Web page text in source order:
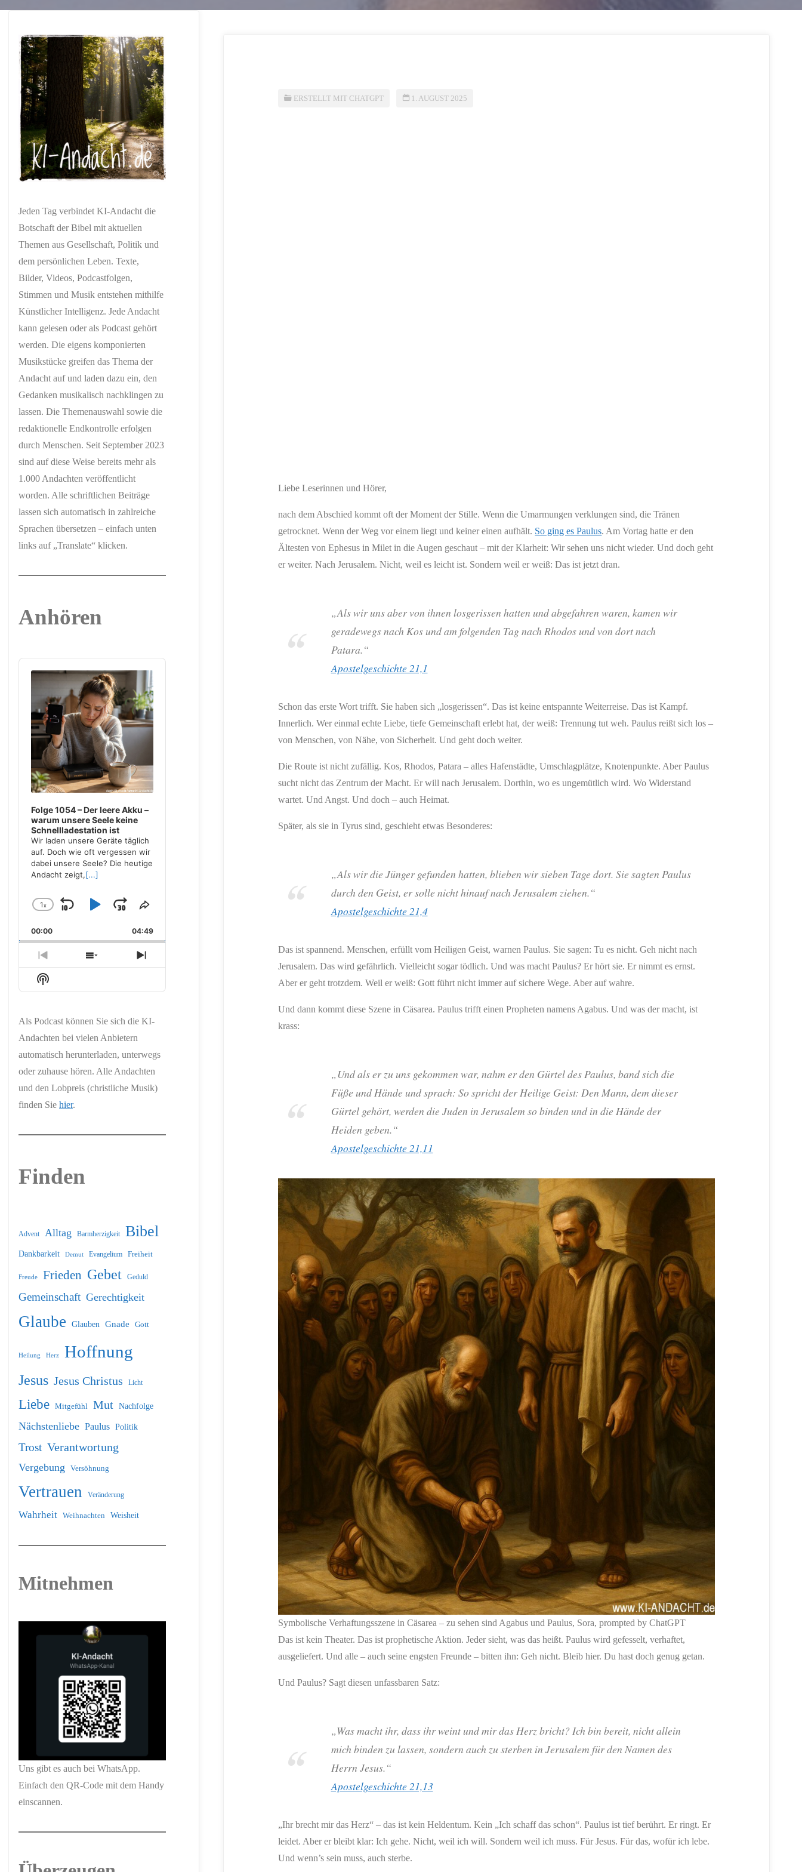
ERSTELLT MIT CHATGPT 1. AUGUST 2025
Liebe Leserinnen und Hörer,
nach dem Abschied kommt oft der Moment der Stille. Wenn die Umarmungen verklungen sind, die Tränen
getrocknet. Wenn der Weg vor einem liegt und keiner einen aufhält. So ging es Paulus. Am Vortag hatte er den
Ältesten von Ephesus in Milet in die Augen geschaut – mit der Klarheit: Wir sehen uns nicht wieder. Und doch geht
er weiter. Nach Jerusalem. Nicht, weil es leicht ist. Sondern weil er weiß: Das ist jetzt dran.
„Als wir uns aber von ihnen losgerissen hatten und abgefahren waren, kamen wir
geradewegs nach Kos und am folgenden Tag nach Rhodos und von dort nach
Patara.“
Apostelgeschichte 21,1
Schon das erste Wort trifft. Sie haben sich „losgerissen“. Das ist keine entspannte Weiterreise. Das ist Kampf.
Innerlich. Wer einmal echte Liebe, tiefe Gemeinschaft erlebt hat, der weiß: Trennung tut weh. Paulus reißt sich los –
von Menschen, von Nähe, von Sicherheit. Und geht doch weiter.
Die Route ist nicht zufällig. Kos, Rhodos, Patara – alles Hafenstädte, Umschlagplätze, Knotenpunkte. Aber Paulus
sucht nicht das Zentrum der Macht. Er will nach Jerusalem. Dorthin, wo es ungemütlich wird. Wo Widerstand
wartet. Und Angst. Und doch – auch Heimat.
Später, als sie in Tyrus sind, geschieht etwas Besonderes:
„Als wir die Jünger gefunden hatten, blieben wir sieben Tage dort. Sie sagten Paulus
durch den Geist, er solle nicht hinauf nach Jerusalem ziehen.“
Apostelgeschichte 21,4
Das ist spannend. Menschen, erfüllt vom Heiligen Geist, warnen Paulus. Sie sagen: Tu es nicht. Geh nicht nach
Jerusalem. Das wird gefährlich. Vielleicht sogar tödlich. Und was macht Paulus? Er hört sie. Er nimmt es ernst.
Aber er geht trotzdem. Weil er weiß: Gott führt nicht immer auf sichere Wege. Aber auf wahre.
Und dann kommt diese Szene in Cäsarea. Paulus trifft einen Propheten namens Agabus. Und was der macht, ist
krass:
„Und als er zu uns gekommen war, nahm er den Gürtel des Paulus, band sich die
Füße und Hände und sprach: So spricht der Heilige Geist: Den Mann, dem dieser
Gürtel gehört, werden die Juden in Jerusalem so binden und in die Hände der
Heiden geben.“
Apostelgeschichte 21,11
Symbolische Verhaftungsszene in Cäsarea – zu sehen sind Agabus und Paulus, Sora, prompted by ChatGPT
Das ist kein Theater. Das ist prophetische Aktion. Jeder sieht, was das heißt. Paulus wird gefesselt, verhaftet,
ausgeliefert. Und alle – auch seine engsten Freunde – bitten ihn: Geh nicht. Bleib hier. Du hast doch genug getan.
Und Paulus? Sagt diesen unfassbaren Satz:
„Was macht ihr, dass ihr weint und mir das Herz bricht? Ich bin bereit, nicht allein
mich binden zu lassen, sondern auch zu sterben in Jerusalem für den Namen des
Herrn Jesus.“
Apostelgeschichte 21,13
„Ihr brecht mir das Herz“ – das ist kein Heldentum. Kein „Ich schaff das schon“. Paulus ist tief berührt. Er ringt. Er
leidet. Aber er bleibt klar: Ich gehe. Nicht, weil ich will. Sondern weil ich muss. Für Jesus. Für das, wofür ich lebe.
Und wenn’s sein muss, auch sterbe.
Jeden Tag verbindet KI-Andacht die
Botschaft der Bibel mit aktuellen
Themen aus Gesellschaft, Politik und
dem persönlichen Leben. Texte,
Bilder, Videos, Podcastfolgen,
Stimmen und Musik entstehen mithilfe
Künstlicher Intelligenz. Jede Andacht
kann gelesen oder als Podcast gehört
werden. Die eigens komponierten
Musikstücke greifen das Thema der
Andacht auf und laden dazu ein, den
Gedanken musikalisch nachklingen zu
lassen. Die Themenauswahl sowie die
redaktionelle Endkontrolle erfolgen
durch Menschen. Seit September 2023
sind auf diese Weise bereits mehr als
1.000 Andachten veröffentlicht
worden. Alle schriftlichen Beiträge
lassen sich automatisch in zahlreiche
Sprachen übersetzen – einfach unten
links auf „Translate“ klicken.
Anhören
Audio
Player
Folge 1054 – Der leere Akku –
warum unsere Seele keine
Schnellladestation ist
Wir laden unsere Geräte täglich
auf. Doch wie oft vergessen wir
dabei unsere Seele? Die heutige
Andacht zeigt,[...]
Change
Rate
1x
Skip
Backward
Play
Pause
Jump
Forward
Share
Episode
00:00 04:49
Previous
Episode
Show
Episodes
Next
Episode
Show
Podcast
Als Podcast können Sie sich die KI-
Andachten bei vielen Anbietern
automatisch herunterladen, unterwegs
oder zuhause hören. Alle Andachten
und den Lobpreis (christliche Musik)
finden Sie hier.
Finden
Advent Alltag Barmherzigkeit Bibel
Dankbarkeit Demut Evangelium Freiheit
Freude Frieden Gebet Geduld
Gemeinschaft Gerechtigkeit
Glaube Glauben Gnade Gott
Heilung Herz Hoffnung
Jesus Jesus Christus Licht
Liebe Mitgefühl Mut Nachfolge
Nächstenliebe Paulus Politik
Trost Verantwortung
Vergebung Versöhnung
Vertrauen Veränderung
Wahrheit Weihnachten Weisheit
Mitnehmen
Uns gibt es auch bei WhatsApp.
Einfach den QR-Code mit dem Handy
einscannen.